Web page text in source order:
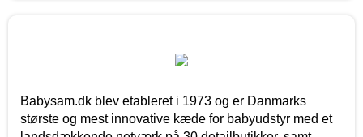
Babysam.dk blev etableret i 1973 og er Danmarks
største og mest innovative kæde for babyudstyr med et